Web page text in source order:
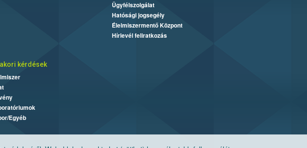
Ügyfélszolgálat
Hatósági jogsegély
Élelmiszermentő Központ
Hírlevél feliratkozás
kérdések
Egyéb